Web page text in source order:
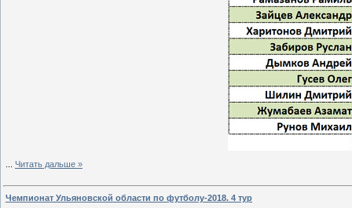
Читать дальше »
Чемпионат Ульяновской области по футболу-2018. 4 тур